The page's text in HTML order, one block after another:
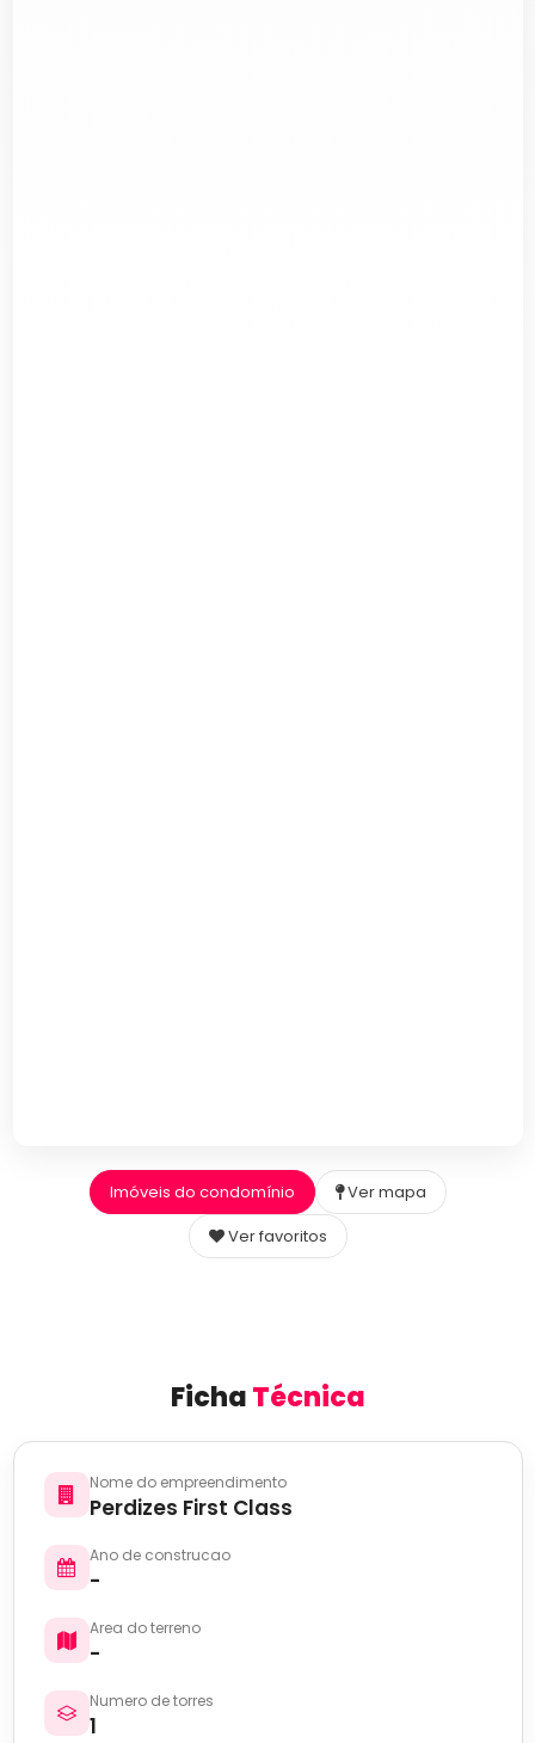
Imóveis do condomínio
Ver mapa
Ver favoritos
FichaTécnica
Nome do empreendimento
Perdizes First Class
Ano de construcao
-
Area do terreno
-
Numero de torres
1